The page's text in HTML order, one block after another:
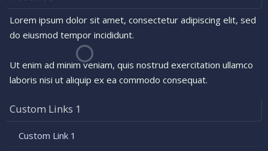
Lorem ipsum dolor sit amet, consectetur adipiscing elit, sed
do eiusmod tempor incididunt.
Ut enim ad minim veniam, quis nostrud exercitation ullamco
laboris nisi ut aliquip ex ea commodo consequat.
Custom Links 1
Custom Link 1